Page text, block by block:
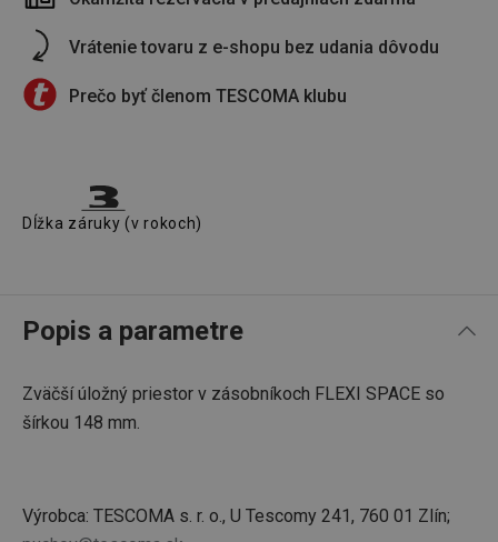
Vrátenie tovaru z e-shopu bez udania dôvodu
Prečo byť členom TESCOMA klubu
Dĺžka záruky (v rokoch)
Popis a parametre
Zväčší úložný priestor v zásobníkoch FLEXI SPACE so
šírkou 148 mm.
Výrobca: TESCOMA s. r. o., U Tescomy 241, 760 01 Zlín;